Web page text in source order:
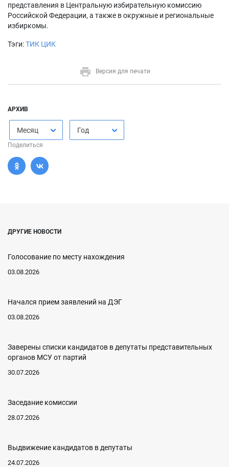
представления в Центральную избирательную комиссию
Российской Федерации, а также в окружные и региональные
избиркомы.
Тэги:ТИК ЦИК
Версия для печати
АРХИВ
Месяц Год
Поделиться
ДРУГИЕ НОВОСТИ
Голосование по месту нахождения
03.08.2026
Начался прием заявлений на ДЭГ
03.08.2026
Заверены списки кандидатов в депутаты представительных
органов МСУ от партий
30.07.2026
Заседание комиссии
28.07.2026
Выдвижение кандидатов в депутаты
24.07.2026